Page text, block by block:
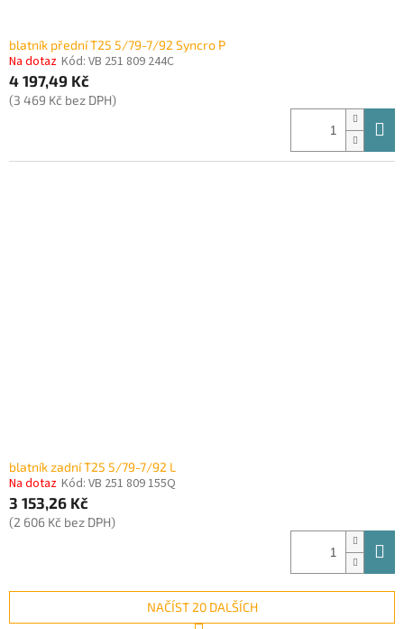
blatník přední T25 5/79-7/92 Syncro P
Na dotaz Kód: VB 251 809 244C
4 197,49 Kč
(3 469 Kč bez DPH)
blatník zadní T25 5/79-7/92 L
Na dotaz Kód: VB 251 809 155Q
3 153,26 Kč
(2 606 Kč bez DPH)
NAČÍST 20 DALŠÍCH